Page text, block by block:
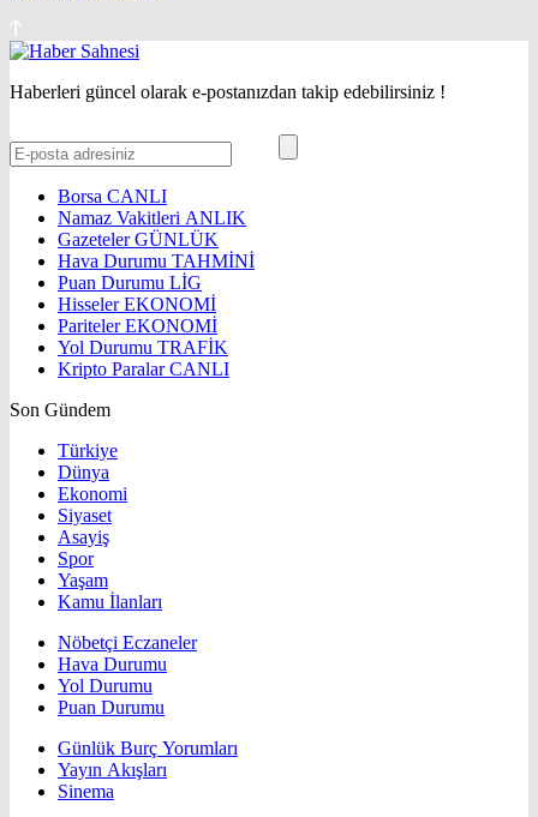
Haberleri güncel olarak e-postanızdan takip edebilirsiniz !
Borsa CANLI
Namaz Vakitleri ANLIK
GazetelerGÜNLÜK
Hava Durumu TAHMİNİ
Puan Durumu LİG
HisselerEKONOMİ
ParitelerEKONOMİ
Yol Durumu TRAFİK
Kripto ParalarCANLI
Son Gündem
Türkiye
Dünya
Ekonomi
Siyaset
Asayiş
Spor
Yaşam
Kamu İlanları
Nöbetçi Eczaneler
Hava Durumu
Yol Durumu
Puan Durumu
Günlük Burç Yorumları
Yayın Akışları
Sinema